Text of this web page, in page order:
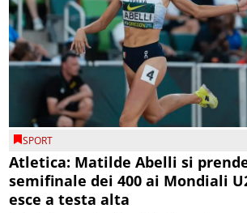
SPORT
Atletica: Matilde Abelli si
semifinale dei 400 ai Mondiali
esce a testa alta